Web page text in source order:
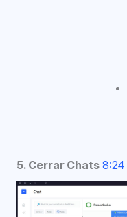
5. Cerrar Chats 8:24